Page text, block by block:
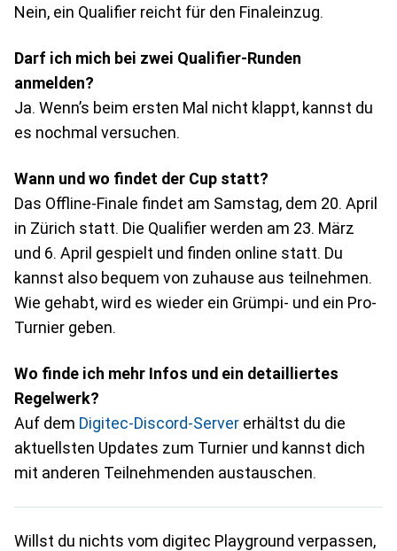
Nein, ein Qualifier reicht für den Finaleinzug.
Darf ich mich bei zwei Qualifier-Runden
anmelden?
Ja. Wenn’s beim ersten Mal nicht klappt, kannst du
es nochmal versuchen.
Wann und wo findet der Cup statt?
Das Offline-Finale findet am Samstag, dem 20. April
in Zürich statt. Die Qualifier werden am 23. März
und 6. April gespielt und finden online statt. Du
kannst also bequem von zuhause aus teilnehmen.
Wie gehabt, wird es wieder ein Grümpi- und ein Pro-
Turnier geben.
Wo finde ich mehr Infos und ein detailliertes
Regelwerk?
Auf dem Digitec-Discord-Server erhältst du die
aktuellsten Updates zum Turnier und kannst dich
mit anderen Teilnehmenden austauschen.
Willst du nichts vom digitec Playground verpassen,